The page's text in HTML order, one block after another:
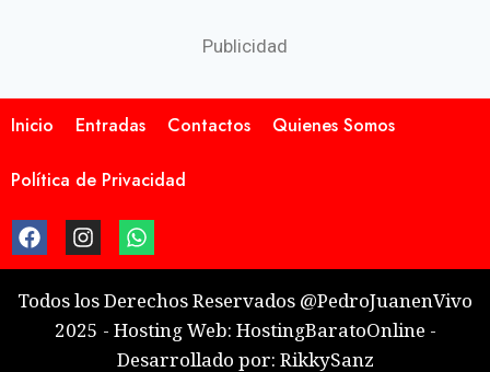
Publicidad
Inicio Entradas Contactos Quienes Somos
Política de Privacidad
Todos los Derechos Reservados @PedroJuanenVivo
2025 - Hosting Web: HostingBaratoOnline -
Desarrollado por: RikkySanz